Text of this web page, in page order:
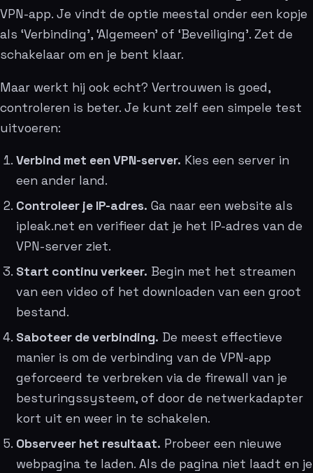
VPN-app. Je vindt de optie meestal onder een kopje
als ‘Verbinding’, ‘Algemeen’ of ‘Beveiliging’. Zet de
schakelaar om en je bent klaar.
Maar werkt hij ook echt? Vertrouwen is goed,
controleren is beter. Je kunt zelf een simpele test
uitvoeren:
Verbind met een VPN-server. Kies een server in
een ander land.
Controleer je IP-adres. Ga naar een website als
ipleak.net en verifieer dat je het IP-adres van de
VPN-server ziet.
Start continu verkeer. Begin met het streamen
van een video of het downloaden van een groot
bestand.
Saboteer de verbinding. De meest effectieve
manier is om de verbinding van de VPN-app
geforceerd te verbreken via de firewall van je
besturingssysteem, of door de netwerkadapter
kort uit en weer in te schakelen.
Observeer het resultaat. Probeer een nieuwe
webpagina te laden. Als de pagina niet laadt en je